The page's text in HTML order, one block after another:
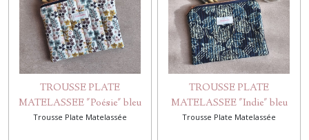
TROUSSE PLATE
MATELASSEE "Poésie" bleu
Trousse Plate Matelassée
TROUSSE PLATE
MATELASSEE "Indie" bleu
marine
Trousse Plate Matelassée